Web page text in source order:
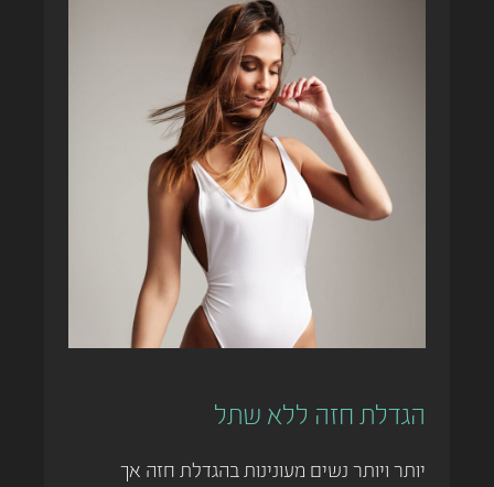
הגדלת חזה ללא שתל
יותר ויותר נשים מעונינות בהגדלת חזה אך